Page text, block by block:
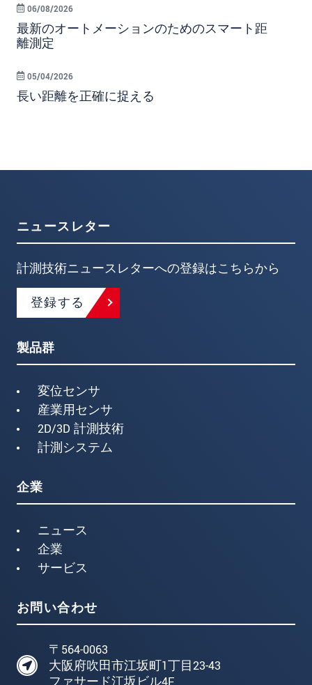
最新のオートメーションのためのスマート距
離測定
06/08/2026
長い距離を正確に捉える
05/04/2026
ニュースレター
計測技術ニュースレターへの登録はこちらから
登録する
製品群
変位センサ
産業用センサ
2D/3D 計測技術
計測システム
企業
ニュース
企業
サービス
お問い合わせ
〒564-0063
大阪府吹田市江坂町1丁目23-43
ファサード江坂ビル4F